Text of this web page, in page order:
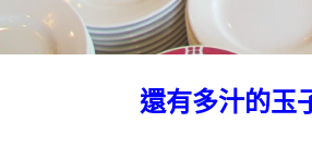
還有多汁的玉